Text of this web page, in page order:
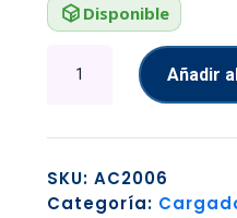
Disponible
NOVA
250
COMPATIBILIDAD
Añadir
SKU: AC2006
Categoría: